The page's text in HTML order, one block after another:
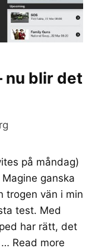
nu blir det
på måndag)
ganska
trogen vän i min
test. Med
har rätt, det
… Read more